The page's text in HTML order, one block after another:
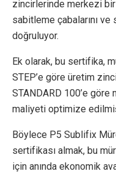
zincirlerinde merkezi
sabitleme çabalarını ve
doğruluyor.
Ek olarak, bu sertifika,
STEP’e göre üretim
STANDARD 100’e göre
maliyeti optimize
Böylece P5 Sublifix
sertifikası almak, bu
için anında ekonomik